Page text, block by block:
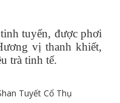
tuyển, được phơi
vị thanh khiết,
trà tinh tế.
Tuyết Cổ Thụ